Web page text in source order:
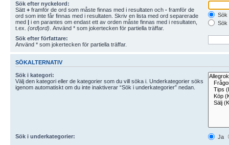
Sök efter nyckelord:
Sätt + framför de ord som måste finnas med i resultaten och - framför de
ord som inte får finnas med i resultaten. Skriv en lista med ord separerade
med | i en parantes om endast ett av orden måste finnas med i resultaten,
t.ex. (ord|ord) . Använd * som jokertecken för partiella träffar.
Sök
Sök
Sök efter författare:
Använd * som jokertecken för partiella träffar.
SÖKALTERNATIV
Sök i kategori:
Välj den kategori eller de kategorier som du vill söka i. Underkategorier söks
igenom automatiskt om du inte inaktiverar “Sök i underkategorier” nedan.
Sök i underkategorier:
Ja